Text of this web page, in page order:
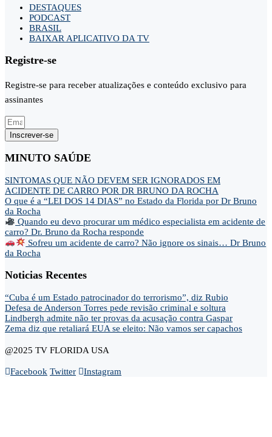
DESTAQUES
PODCAST
BRASIL
BAIXAR APLICATIVO DA TV
Registre-se
Registre-se para receber atualizações e conteúdo exclusivo para
assinantes
Inscrever-se
MINUTO SAÚDE
SINTOMAS QUE NÃO DEVEM SER IGNORADOS EM
ACIDENTE DE CARRO POR DR BRUNO DA ROCHA
O que é a “LEI DOS 14 DIAS” no Estado da Florida por Dr Bruno
da Rocha
Quando eu devo procurar um médico especialista em acidente de
carro? Dr. Bruno da Rocha responde
Sofreu um acidente de carro? Não ignore os sinais… Dr Bruno
da Rocha
Noticias Recentes
“Cuba é um Estado patrocinador do terrorismo”, diz Rubio
Defesa de Anderson Torres pede revisão criminal e soltura
Lindbergh admite não ter provas da acusação contra Gaspar
Zema diz que retaliará EUA se eleito: Não vamos ser capachos
@2025 TV FLORIDA USA
Facebook Twitter Instagram